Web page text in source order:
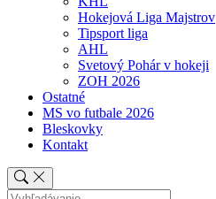
Hokejová Liga Majstrov
Tipsport liga
AHL
Svetový Pohár v hokeji
ZOH 2026
Ostatné
MS vo futbale 2026
Bleskovky
Kontakt